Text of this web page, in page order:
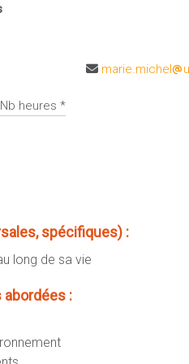
marie.michel
Nb heures *
spécifiques) :
long de sa vie
: